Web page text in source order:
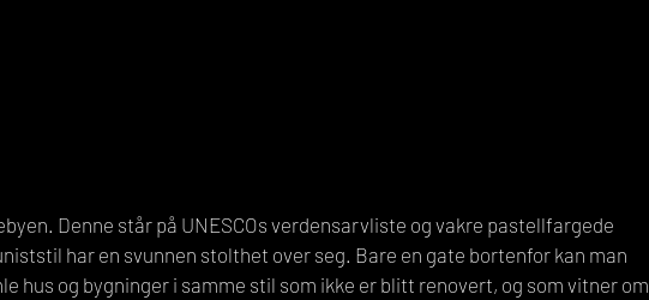
har en svunnen stolthet over seg. Bare en gate bortenfor kan man
hus og bygninger i samme stil som ikke er blitt renovert, og som vitner om